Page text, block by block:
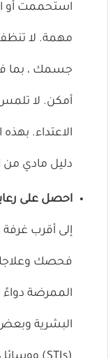
استحممت أو
مهمة. لا
جسمك ، بما
أمكن. لا
الاعتداء.
دليل مادي
احصل على
إلى أقرب
فحصك
الممرضة
البشرية